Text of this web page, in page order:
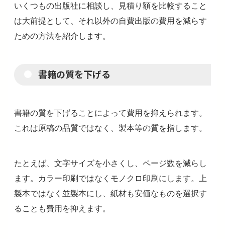
いくつもの出版社に相談し、見積り額を比較すること
は大前提として、それ以外の自費出版の費用を減らす
ための方法を紹介します。
書籍の質を下げる
書籍の質を下げることによって費用を抑えられます。
これは原稿の品質ではなく、製本等の質を指します。
たとえば、文字サイズを小さくし、ページ数を減らし
ます。カラー印刷ではなくモノクロ印刷にします。上
製本ではなく並製本にし、紙材も安価なものを選択す
ることも費用を抑えます。